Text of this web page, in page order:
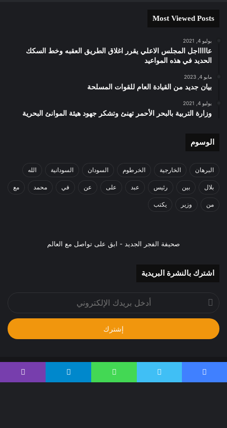
Most Viewed Posts
يوليو 4, 2021
عاااااجل المجلس الاعلي يقرر اغلاق الطريق العقبه وخط السكك
الحديد في هذه المواعيد
مايو 4, 2023
بيان جديد من القيادة العام للقوات المسلحة
يوليو 4, 2021
وزارة التربية بالبحر الأحمر تهنئ وتشكر جهود هيئة الموانئ البحرية
الوسوم
البرهان الخارجية الخرطوم السودان السودانية الله
بلال بين رئيس عبد على عن في محمد مع
من وزير يكتب
صحيفة الفجر الجديد - ابق على تواصل مع العالم
اشترك بالنشرة البريدية
بريدك
الإلكتروني
جميع الحقوق محفوظة 2024م
فيسبوك تويتر واتساب تيلقرام ڤايبر